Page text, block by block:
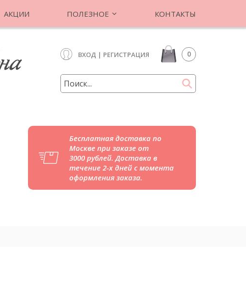
АКЦИИ ПОЛЕЗНОЕ КОНТАКТЫ
ВХОД | РЕГИСТРАЦИЯ 0
Бесплатная доставка по
Москве при заказе от
3000 рублей. Доставка в
течение 2-х дней с момента
оформления заказа.